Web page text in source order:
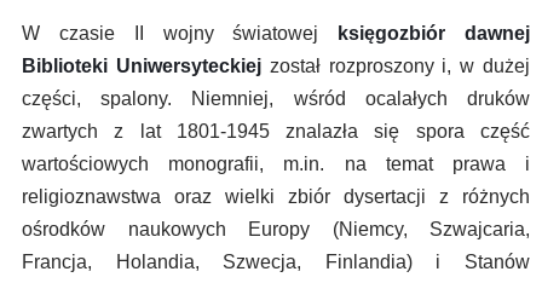
W czasie II wojny światowej
księgozbiór dawnej
Biblioteki Uniwersyteckiejzostał rozproszony i, w dużej
części, spalony. Niemniej, wśród ocalałych druków
zwartych z lat 1801-1945 znalazła się spora część
wartościowych monografii, m.in. na temat prawa i
religioznawstwa oraz wielki zbiór dysertacji z różnych
ośrodków naukowych Europy (Niemcy, Szwajcaria,
Francja, Holandia, Szwecja, Finlandia) i Stanów